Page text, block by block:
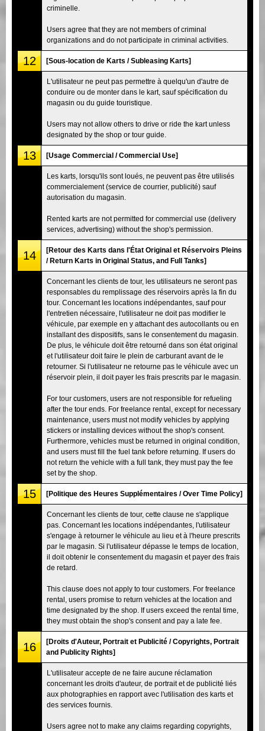
criminelle.
Users agree that they are not members of criminal
organizations and do not participate in criminal activities.
12 [Sous-location de Karts / Subleasing Karts]
L'utilisateur ne peut pas permettre à quelqu'un d'autre de
conduire ou de monter dans le kart, sauf spécification du
magasin ou du guide touristique.
Users may not allow others to drive or ride the kart unless
designated by the shop or tour guide.
13 [Usage Commercial / Commercial Use]
Les karts, lorsqu'ils sont loués, ne peuvent pas être utilisés
commercialement (service de courrier, publicité) sauf
autorisation du magasin.
Rented karts are not permitted for commercial use (delivery
services, advertising) without the shop's permission.
14
[Retour des Karts dans l'État Original et Réservoirs Pleins
/ Return Karts in Original Status, and Full Tanks]
Concernant les clients de tour, les utilisateurs ne seront pas
responsables du remplissage des réservoirs après la fin du
tour. Concernant les locations indépendantes, sauf pour
l'entretien nécessaire, l'utilisateur ne doit pas modifier le
véhicule, par exemple en y attachant des autocollants ou en
installant des dispositifs, sans le consentement du magasin.
De plus, le véhicule doit être retourné dans son état original
et l'utilisateur doit faire le plein de carburant avant de le
retourner. Si l'utilisateur ne retourne pas le véhicule avec un
réservoir plein, il doit payer les frais prescrits par le magasin.
For tour customers, users are not responsible for refueling
after the tour ends. For freelance rental, except for necessary
maintenance, users must not modify vehicles by applying
stickers or installing devices without the shop's consent.
Furthermore, vehicles must be returned in original condition,
and users must fill the fuel tank before returning. If users do
not return the vehicle with a full tank, they must pay the fee
set by the shop.
15 [Politique des Heures Supplémentaires / Over Time Policy]
Concernant les clients de tour, cette clause ne s'applique
pas. Concernant les locations indépendantes, l'utilisateur
s'engage à retourner le véhicule au lieu et à l'heure prescrits
par le magasin. Si l'utilisateur dépasse le temps de location,
il doit obtenir le consentement du magasin et payer des frais
de retard.
This clause does not apply to tour customers. For freelance
rental, users promise to return vehicles at the location and
time designated by the shop. If users exceed the rental time,
they must obtain the shop's consent and pay a late fee.
16
[Droits d'Auteur, Portrait et Publicité / Copyrights, Portrait
and Publicity Rights]
L'utilisateur accepte de ne faire aucune réclamation
concernant les droits d'auteur, de portrait et de publicité liés
aux photographies en rapport avec l'utilisation des karts et
des services fournis.
Users agree not to make any claims regarding copyrights,